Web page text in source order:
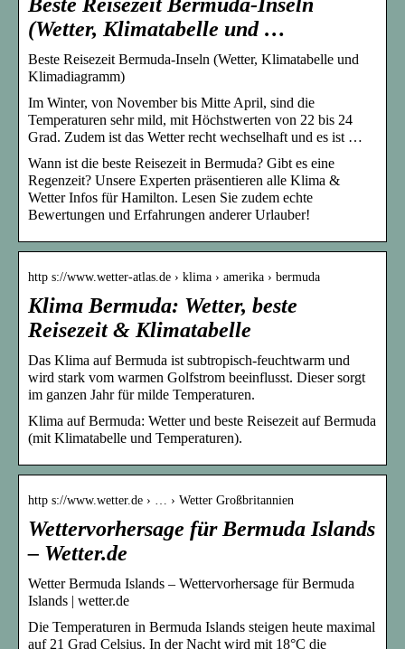
Beste Reisezeit Bermuda-Inseln
(Wetter, Klimatabelle und …
Beste Reisezeit Bermuda-Inseln (Wetter, Klimatabelle und
Klimadiagramm)
Im Winter, von November bis Mitte April, sind die
Temperaturen sehr mild, mit Höchstwerten von 22 bis 24
Grad. Zudem ist das Wetter recht wechselhaft und es ist …
Wann ist die beste Reisezeit in Bermuda? Gibt es eine
Regenzeit? Unsere Experten präsentieren alle Klima &
Wetter Infos für Hamilton. Lesen Sie zudem echte
Bewertungen und Erfahrungen anderer Urlauber!
http s://www.wetter-atlas.de › klima › amerika › bermuda
Klima Bermuda: Wetter, beste
Reisezeit & Klimatabelle
Das Klima auf Bermuda ist subtropisch-feuchtwarm und
wird stark vom warmen Golfstrom beeinflusst. Dieser sorgt
im ganzen Jahr für milde Temperaturen.
Klima auf Bermuda: Wetter und beste Reisezeit auf Bermuda
(mit Klimatabelle und Temperaturen).
http s://www.wetter.de › … › Wetter Großbritannien
Wettervorhersage für Bermuda Islands
– Wetter.de
Wetter Bermuda Islands – Wettervorhersage für Bermuda
Islands | wetter.de
Die Temperaturen in Bermuda Islands steigen heute maximal
auf 21 Grad Celsius. In der Nacht wird mit 18°C die